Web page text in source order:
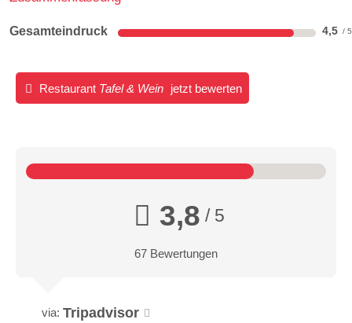
Gesamteindruck 4,5
Restaurant Tafel & Wein jetzt bewerten
3,8 / 5
67 Bewertungen
via: Tripadvisor